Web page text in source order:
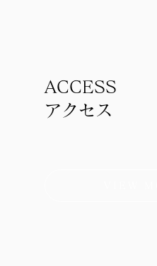
ACCESS
アクセス